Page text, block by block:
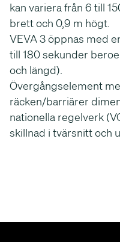
kan variera från 6 till
brett och 0,9 m högt.
VEVA 3 öppnas med
till 180 sekunder
och längd).
Övergångselement
räcken/barriärer
nationella regelverk
skillnad i tvärsnitt och